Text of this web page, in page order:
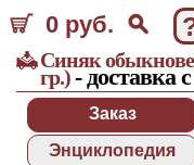
0 руб.
Синяк
гр.)- доставка
Заказ
Энциклопедия